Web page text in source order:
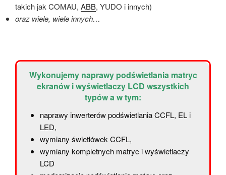
takich jak COMAU, ABB, YUDO i innych)
oraz wiele, wiele innych…
Wykonujemy naprawy podświetlania matryc
ekranów i wyświetlaczy LCD wszystkich
typów a w tym:
naprawy inwerterów podświetlania CCFL, EL i
LED,
wymiany świetlówek CCFL,
wymiany kompletnych matryc i wyświetlaczy
LCD